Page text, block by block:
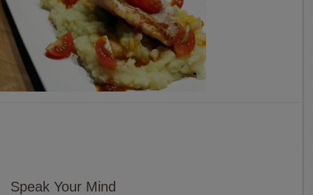
Speak Your Mind